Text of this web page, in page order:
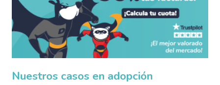
Nuestros casos en adopción